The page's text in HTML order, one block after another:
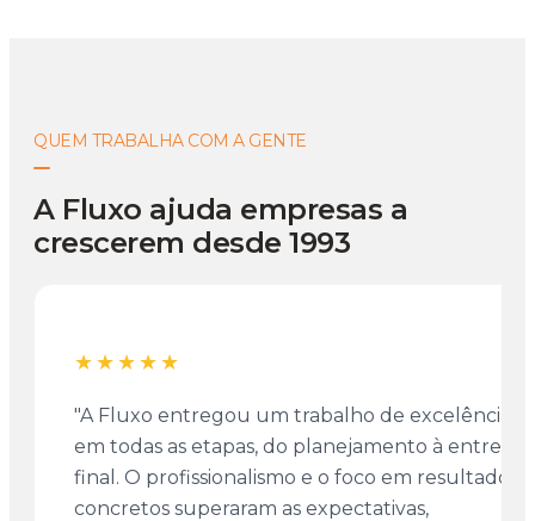
QUEM TRABALHA COM A GENTE
A Fluxo ajuda empresas a
crescerem desde 1993
★★★★★
"A Fluxo entregou um trabalho de excelência
em todas as etapas, do planejamento à entrega
final. O profissionalismo e o foco em resultados
concretos superaram as expectativas,